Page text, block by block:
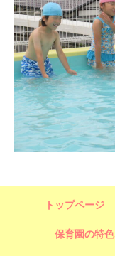
トップページ
保育園の特色